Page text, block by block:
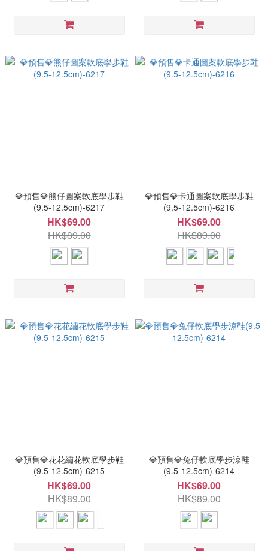
💎預售💎熊仔圖案軟底學步鞋
(9.5-12.5cm)-6217
HK$69.00
HK$89.00
💎預售💎卡通圖案軟底學步鞋
(9.5-12.5cm)-6216
HK$69.00
HK$89.00
💎預售💎花花繡花軟底學步鞋
(9.5-12.5cm)-6215
HK$69.00
HK$89.00
💎預售💎兔仔軟底學步涼鞋
(9.5-12.5cm)-6214
HK$69.00
HK$89.00